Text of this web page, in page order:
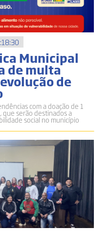
Municipal
de multa
de
com a doação de 1
serão destinados a
social no município